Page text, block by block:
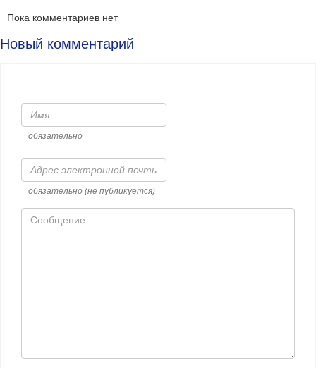
Пока комментариев нет
Новый комментарий
Имя
обязательно
Адрес
электронной
почты
обязательно (не публикуется)
Сообщение